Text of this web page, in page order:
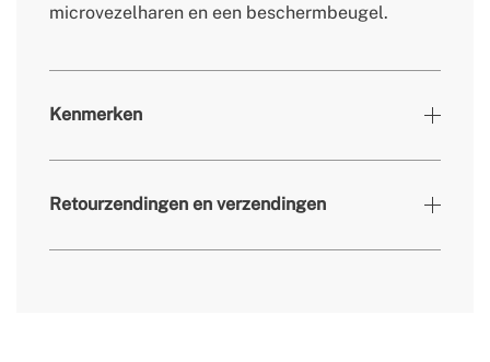
microvezelharen en een beschermbeugel.
Kenmerken
» Garantie Verbruikbare producten
Retourzendingen en verzendingen